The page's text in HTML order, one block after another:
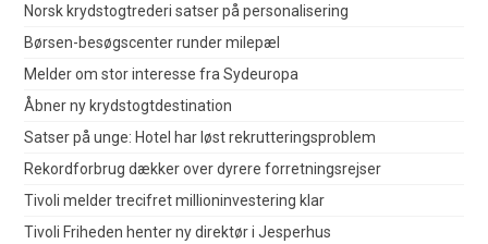
Norsk krydstogtrederi satser på personalisering
Børsen-besøgscenter runder milepæl
Melder om stor interesse fra Sydeuropa
Åbner ny krydstogtdestination
Satser på unge: Hotel har løst rekrutteringsproblem
Rekordforbrug dækker over dyrere forretningsrejser
Tivoli melder trecifret millioninvestering klar
Tivoli Friheden henter ny direktør i Jesperhus